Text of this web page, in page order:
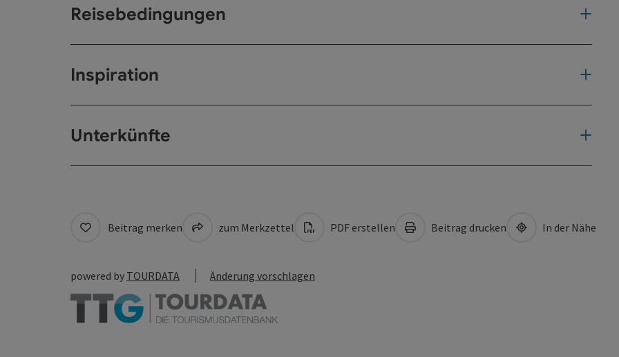
Reisebedingungen
Inspiration
Unterkünfte
Beitrag merken zum Merkzettel PDF erstellen Beitrag drucken In der Nähe
powered by TOURDATA Änderung vorschlagen